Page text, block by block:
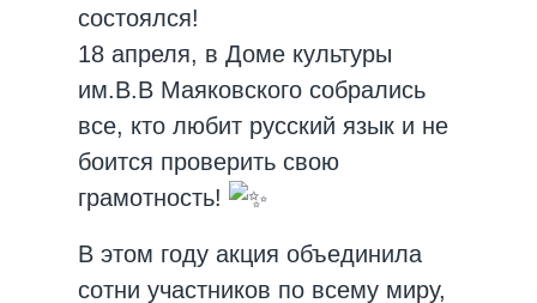
состоялся!
18 апреля, в Доме культуры
им.В.В Маяковского собрались
все, кто любит русский язык и не
боится проверить свою
грамотность!
В этом году акция объединила
сотни участников по всему миру,